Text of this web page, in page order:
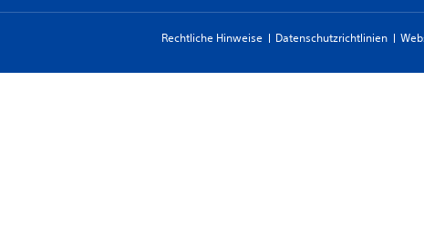
Rechtliche Hinweise Datenschutzrichtlinien